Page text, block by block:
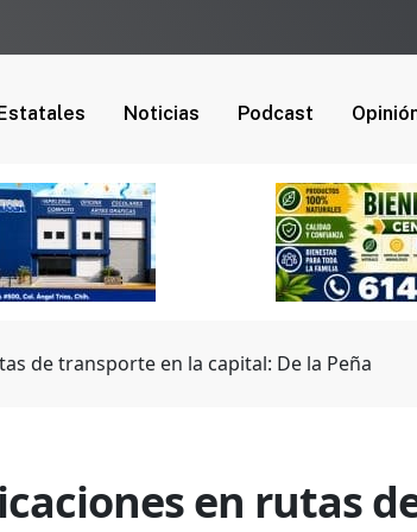
Noticias Podcast
de transporte en la capital: De la Peña
en rutas